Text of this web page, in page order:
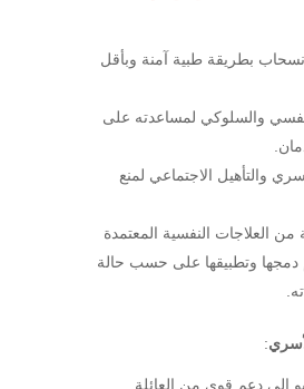
بطريقة طبية آمنة وبأقل
والسلوكي لمساعدته على
والتأهيل الاجتماعي لمنع
العلاجات النفسية المعتمدة
دمجها وتطبيقها على حسب حالة
:
إلى دعم قوي من العائلة